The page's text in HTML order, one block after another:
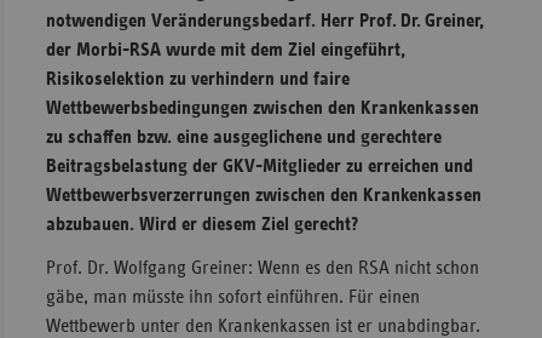
notwendigen Veränderungsbedarf. Herr Prof. Dr. Greiner,
der Morbi-RSA wurde mit dem Ziel eingeführt,
Risikoselektion zu verhindern und faire
Wettbewerbsbedingungen zwischen den Krankenkassen
zu schaffen bzw. eine ausgeglichene und gerechtere
Beitragsbelastung der GKV-Mitglieder zu erreichen und
Wettbewerbsverzerrungen zwischen den Krankenkassen
abzubauen. Wird er diesem Ziel gerecht?
Prof. Dr. Wolfgang Greiner: Wenn es den RSA nicht schon
gäbe, man müsste ihn sofort einführen. Für einen
Wettbewerb unter den Krankenkassen ist er unabdingbar.